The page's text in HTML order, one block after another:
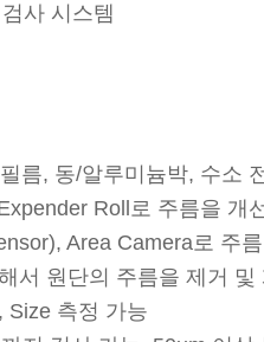
사 시스템
름, 동/알루미늄박, 수소
Roll로 주름을 개
Area Camera로 주
서 원단의 주름을 제거 및
Size 측정 가능